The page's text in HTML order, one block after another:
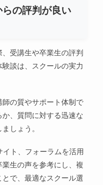
の評判が良い
受講生や卒業生の評判
談は、スクールの実力
の質やサポート体制で
、質問に対する迅速な
しょう。
ト、フォーラムを活用
生の声を参考にし、複
で、最適なスクール選